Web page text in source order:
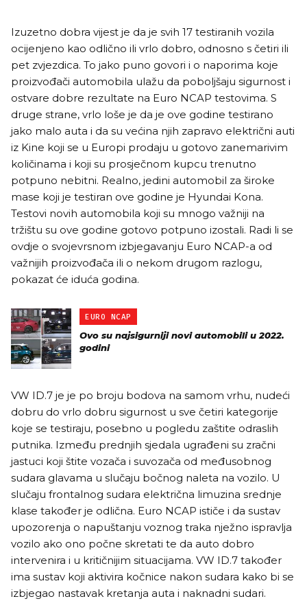
Izuzetno dobra vijest je da je svih 17 testiranih vozila
ocijenjeno kao odlično ili vrlo dobro, odnosno s četiri ili
pet zvjezdica. To jako puno govori i o naporima koje
proizvođači automobila ulažu da poboljšaju sigurnost i
ostvare dobre rezultate na Euro NCAP testovima. S
druge strane, vrlo loše je da je ove godine testirano
jako malo auta i da su većina njih zapravo električni auti
iz Kine koji se u Europi prodaju u gotovo zanemarivim
količinama i koji su prosječnom kupcu trenutno
potpuno nebitni. Realno, jedini automobil za široke
mase koji je testiran ove godine je Hyundai Kona.
Testovi novih automobila koji su mnogo važniji na
tržištu su ove godine gotovo potpuno izostali. Radi li se
ovdje o svojevrsnom izbjegavanju Euro NCAP-a od
važnijih proizvođača ili o nekom drugom razlogu,
pokazat će iduća godina.
EURO NCAP
Ovo su najsigurniji novi automobili u 2022.
godini
VW ID.7 je je po broju bodova na samom vrhu, nudeći
dobru do vrlo dobru sigurnost u sve četiri kategorije
koje se testiraju, posebno u pogledu zaštite odraslih
putnika. Između prednjih sjedala ugrađeni su zračni
jastuci koji štite vozača i suvozača od međusobnog
sudara glavama u slučaju bočnog naleta na vozilo. U
slučaju frontalnog sudara električna limuzina srednje
klase također je odlična. Euro NCAP ističe i da sustav
upozorenja o napuštanju voznog traka nježno ispravlja
vozilo ako ono počne skretati te da auto dobro
intervenira i u kritičnijim situacijama. VW ID.7 također
ima sustav koji aktivira kočnice nakon sudara kako bi se
izbjegao nastavak kretanja auta i naknadni sudari.